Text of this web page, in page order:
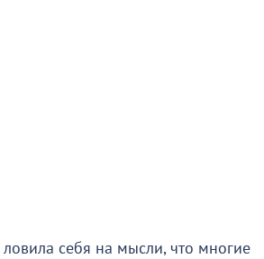
себя на мысли, что многие